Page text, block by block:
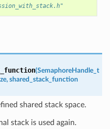
(SemaphoreHandle_t
, shared_stack_function
shared stack space.
stack is used again.